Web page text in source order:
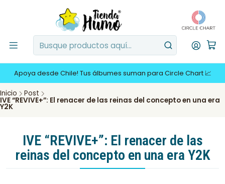
Apoya desde Chile! Tus álbumes suman para Circle Chart 📈
Inicio Post
IVE “REVIVE+”: El renacer de las reinas del concepto en una era
Y2K
IVE “REVIVE+”: El renacer de las
reinas del concepto en una era Y2K